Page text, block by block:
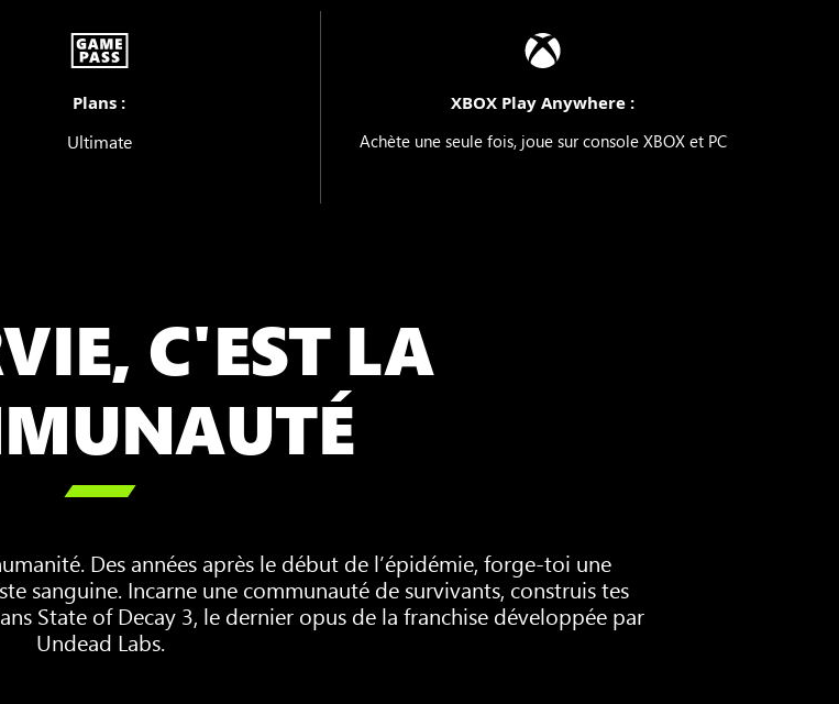
Plans :
Ultimate
XBOX Play Anywhere :
Achète une seule fois, joue sur console XBOX et PC
C'EST LA

Des années après le début de l’épidémie, forge-toi une
sanguine. Incarne une communauté de survivants, construis tes
State of Decay 3, le dernier opus de la franchise développée par
Undead Labs.